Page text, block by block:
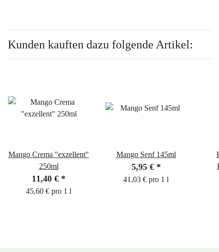
Kunden kauften dazu folgende Artikel:
Mango Crema "exzellent"
250ml
11,40 € *
45,60 € pro 1 l
Mango Senf 145ml
5,95 € *
41,03 € pro 1 l